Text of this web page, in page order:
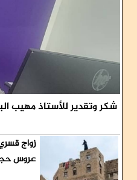
شكر وتقدير للأستاذ مهيب
زواج
عروس